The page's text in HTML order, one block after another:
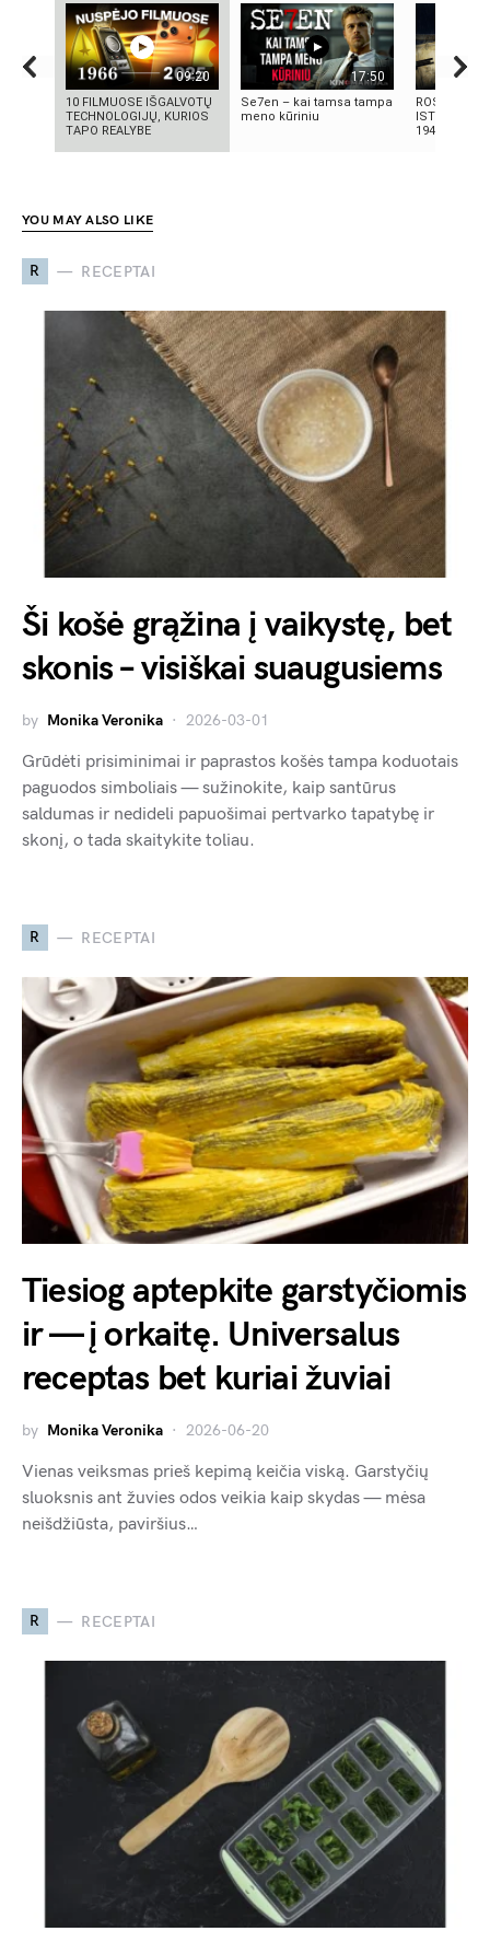
09:20
10 FILMUOSE IŠGALVOTŲ
TECHNOLOGIJŲ, KURIOS
TAPO REALYBE
17:50
Se7en – kai tamsa tampa
meno kūriniu
ROSVELO
ISTORIJA:
1947-
YOU MAY ALSO LIKE
R RECEPTAI
Ši košė grąžina į vaikystę, bet
skonis – visiškai suaugusiems
by Monika Veronika 2026-03-01
Grūdėti prisiminimai ir paprastos košės tampa koduotais
paguodos simboliais — sužinokite, kaip santūrus
saldumas ir nedideli papuošimai pertvarko tapatybę ir
skonį, o tada skaitykite toliau.
R RECEPTAI
Tiesiog aptepkite garstyčiomis
ir — į orkaitę. Universalus
receptas bet kuriai žuviai
by Monika Veronika 2026-06-20
Vienas veiksmas prieš kepimą keičia viską. Garstyčių
sluoksnis ant žuvies odos veikia kaip skydas — mėsa
neišdžiūsta, paviršius…
R RECEPTAI